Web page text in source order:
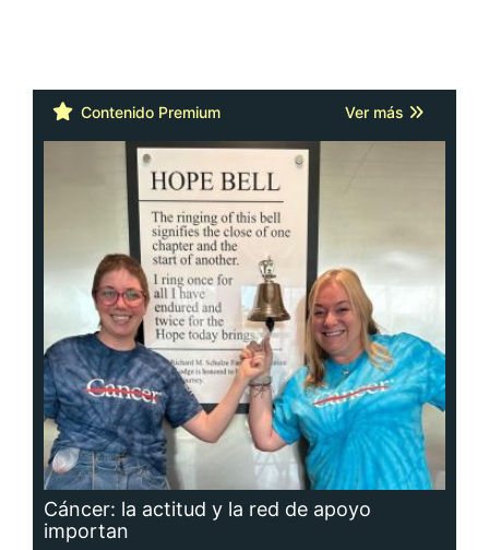
Contenido Premium Ver más
Cáncer: la actitud y la red de apoyo
importan